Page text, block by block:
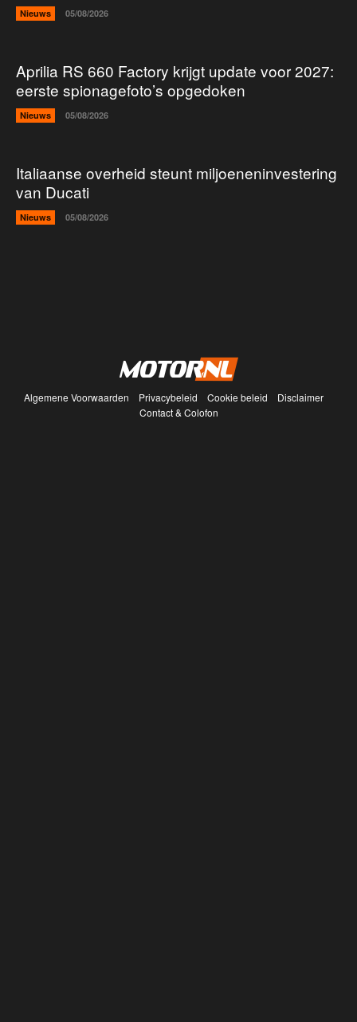
Nieuws 05/08/2026
Aprilia RS 660 Factory krijgt update voor 2027:
eerste spionagefoto’s opgedoken
Nieuws 05/08/2026
Italiaanse overheid steunt miljoeneninvestering
van Ducati
Nieuws 05/08/2026
Algemene Voorwaarden Privacybeleid Cookie beleid
Disclaimer
Contact & Colofon